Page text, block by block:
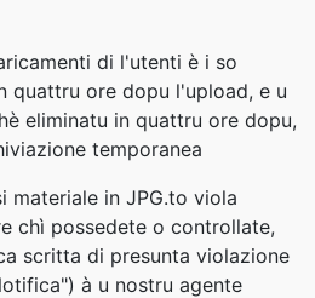
di l'utenti è i so
quattru ore dopu l'upload, e u
eliminatu in quattru ore dopu,
temporanea
materiale in JPG.to viola
chì possedete o controllate,
scritta di presunta violazione
à u nostru agente